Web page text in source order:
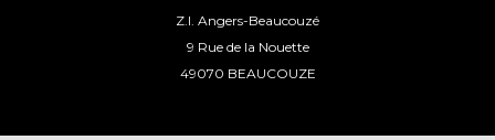
Z.I. Angers-Beaucouzé
9 Rue de la Nouette
49070 BEAUCOUZE